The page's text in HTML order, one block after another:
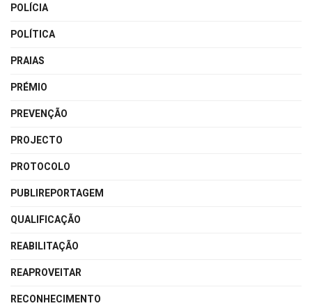
POLÍCIA
POLÍTICA
PRAIAS
PRÉMIO
PREVENÇÃO
PROJECTO
PROTOCOLO
PUBLIREPORTAGEM
QUALIFICAÇÃO
REABILITAÇÃO
REAPROVEITAR
RECONHECIMENTO